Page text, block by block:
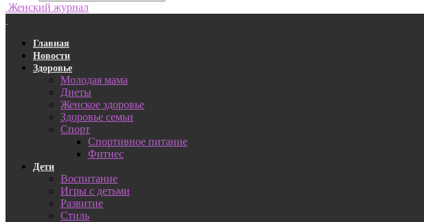
Женский журнал
Главная
Новости
Здоровье
Молодая мама
Диеты
Женское здоровье
Здоровье семьи
Спорт
Спортивное питание
Фитнес
Дети
Воспитание
Игры с детьми
Развитие
Стиль